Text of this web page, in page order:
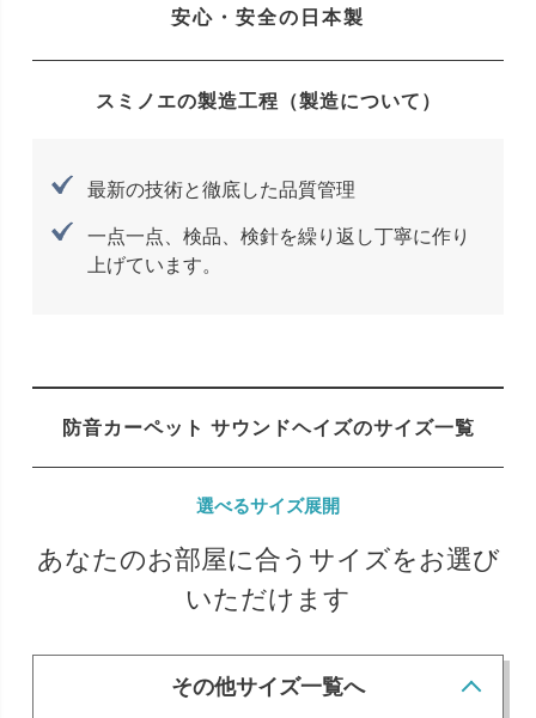
安心・安全の日本製
スミノエの製造工程（製造について）
最新の技術と徹底した品質管理
一点一点、検品、検針を繰り返し丁寧に作り
上げています。
防音カーペット サウンドヘイズのサイズ一覧
選べるサイズ展開
あなたのお部屋に合うサイズをお選び
いただけます
その他サイズ一覧へ